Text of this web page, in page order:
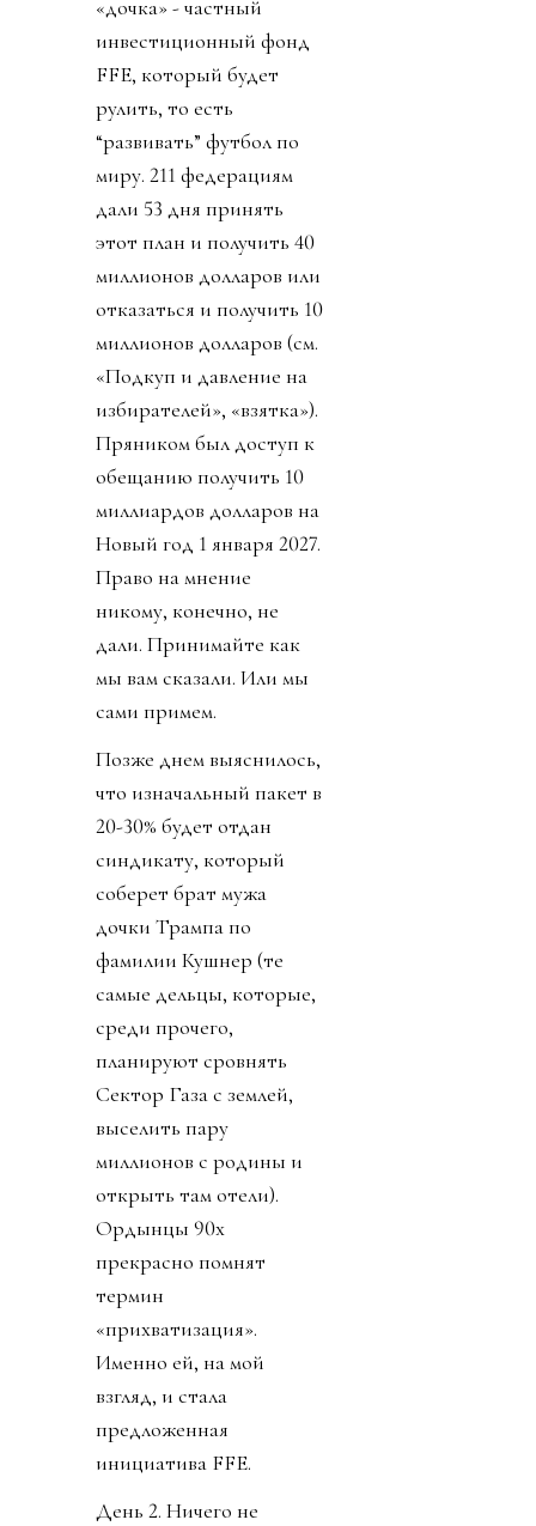
«дочка» - частный
инвестиционный фонд
FFE, который будет
рулить, то есть
“развивать” футбол по
миру. 211 федерациям
дали 53 дня принять
этот план и получить 40
миллионов долларов или
отказаться и получить 10
миллионов долларов (см.
«Подкуп и давление на
избирателей», «взятка»).
Пряником был доступ к
обещанию получить 10
миллиардов долларов на
Новый год 1 января 2027.
Право на мнение
никому, конечно, не
дали. Принимайте как
мы вам сказали. Или мы
сами примем.
Позже днем выяснилось,
что изначальный пакет в
20-30% будет отдан
синдикату, который
соберет брат мужа
дочки Трампа по
фамилии Кушнер (те
самые дельцы, которые,
среди прочего,
планируют сровнять
Сектор Газа с землей,
выселить пару
миллионов с родины и
открыть там отели).
Ордынцы 90х
прекрасно помнят
термин
«прихватизация».
Именно ей, на мой
взгляд, и стала
предложенная
инициатива FFE.
День 2. Ничего не